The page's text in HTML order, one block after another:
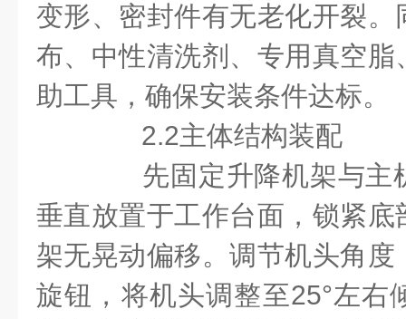
变形、密封件有无老化开裂
布、中性清洗剂、专用真空
助工具，确保安装条件达标。
2.2主体结构装配
先固定升降机架与主
垂直放置于工作台面，锁紧
架无晃动偏移。调节机头角
旋钮，将机头调整至25°左右